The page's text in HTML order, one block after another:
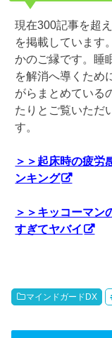
現在300記事を超
を掲載しています
かのご縁です。睡
を解消へ導くため
がらまとめている
たりとご覧いただ
す。
＞＞起床時の疲労
ンキング
＞＞キッコーマン
すぎてヤバイ
マインドガードDX